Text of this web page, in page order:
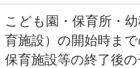
こども園・保育所・
育施設）の開始時ま
保育施設等の終了後